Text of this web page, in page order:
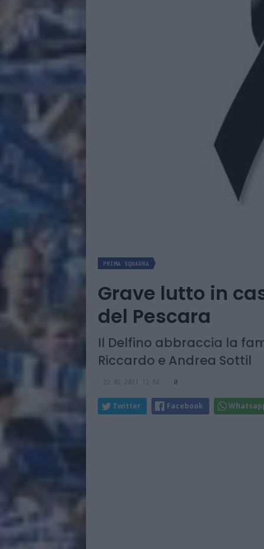
PRIMA SQUADRA
Grave lutto in
del Pescara
Il Delfino abbraccia la
Riccardo e Andrea Sottil
22.02.2021 12:56 0
Twitter Facebook